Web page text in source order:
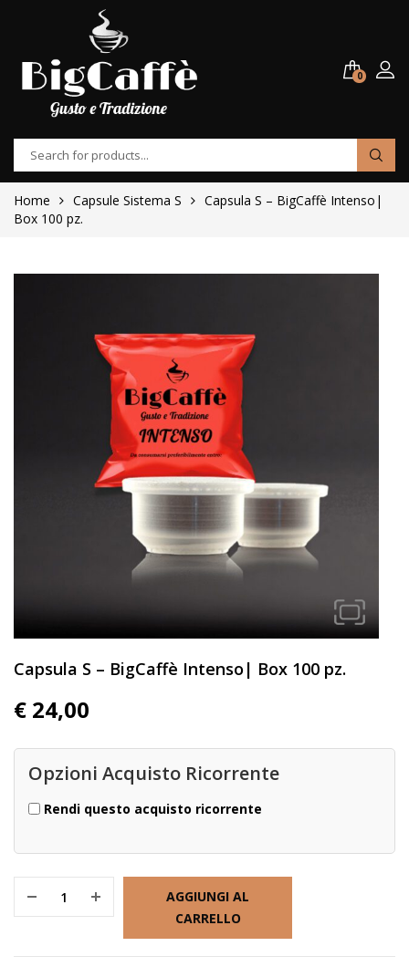
0
Home Capsule Sistema S
Capsula S – BigCaffè Intenso|
Box 100 pz.
Capsula S – BigCaffè Intenso| Box 100 pz.
€ 24,00
Opzioni Acquisto Ricorrente
Rendi questo acquisto ricorrente
AGGIUNGI AL
CARRELLO